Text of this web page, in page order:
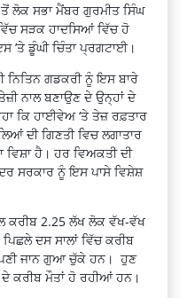
ਲੋਕ ਸਭਾ ਮੈਂਬਰ ਗੁਰਮੀਤ ਸਿੰਘ
ਸੜਕ ਹਾਦਸਿਆਂ ਵਿੱਚ ਹੋ
ਡੂੰਘੀ ਚਿੰਤਾ ਪ੍ਰਗਟਾਈ।
ਨਿਤਿਨ ਗਡਕਰੀ ਨੂੰ ਇਸ ਬਾਰੇ
ਨਾਲ ਬਣਾਉਣ ਦੇ ਉਨ੍ਹਾਂ ਦੇ
ਕਿ ਹਾਈਵੇਅ ‘ਤੇ ਤੇਜ਼ ਰਫ਼ਤਾਰ
ਦੀ ਗਿਣਤੀ ਵਿਚ ਲਗਾਤਾਰ
ਵਿਸ਼ਾ ਹੈ। ਹਰ ਵਿਅਕਤੀ ਦੀ
ਸਰਕਾਰ ਨੂੰ ਇਸ ਪਾਸੇ ਵਿਸ਼ੇਸ਼
ਕਰੀਬ 2.25 ਲੱਖ ਲੋਕ ਵੱਖ-ਵੱਖ
ਦਸ ਸਾਲਾਂ ਵਿੱਚ ਕਰੀਬ
ਜਾਨ ਗੁਆ ਚੁੱਕੇ ਹਨ। ਹੁਣ
ਕਰੀਬ ਮੌਤਾਂ ਹੋ ਰਹੀਆਂ ਹਨ।